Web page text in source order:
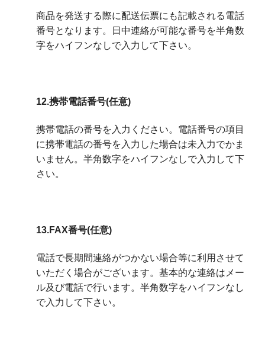
商品を発送する際に配送伝票にも記載される電話
番号となります。日中連絡が可能な番号を半角数
字をハイフンなしで入力して下さい。
12.携帯電話番号(任意)
携帯電話の番号を入力ください。電話番号の項目
に携帯電話の番号を入力した場合は未入力でかま
いません。半角数字をハイフンなしで入力して下
さい。
13.FAX番号(任意)
電話で長期間連絡がつかない場合等に利用させて
いただく場合がございます。基本的な連絡はメー
ル及び電話で行います。半角数字をハイフンなし
で入力して下さい。